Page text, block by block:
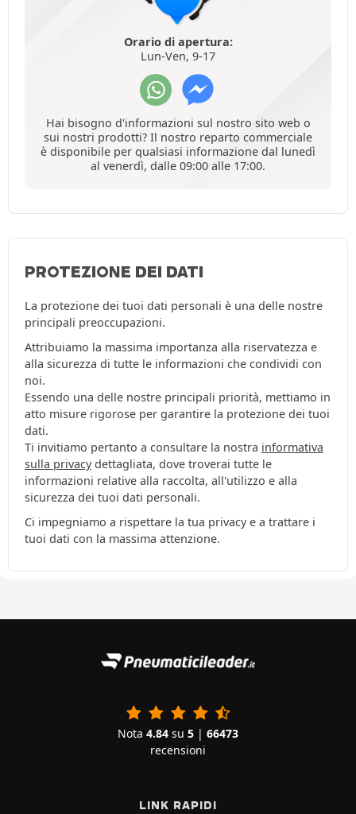
Orario di apertura:
Lun-Ven, 9-17
Hai bisogno d'informazioni sul nostro sito web o
sui nostri prodotti? Il nostro reparto commerciale
è disponibile per qualsiasi informazione dal lunedì
al venerdì, dalle 09:00 alle 17:00.
PROTEZIONE DEI DATI
La protezione dei tuoi dati personali è una delle nostre
principali preoccupazioni.
Attribuiamo la massima importanza alla riservatezza e
alla sicurezza di tutte le informazioni che condividi con
noi.
Essendo una delle nostre principali priorità, mettiamo in
atto misure rigorose per garantire la protezione dei tuoi
dati.
Ti invitiamo pertanto a consultare la nostra informativa
sulla privacydettagliata, dove troverai tutte le
informazioni relative alla raccolta, all'utilizzo e alla
sicurezza dei tuoi dati personali.
Ci impegniamo a rispettare la tua privacy e a trattare i
tuoi dati con la massima attenzione.
Nota 4.84 su 5 | 66473
recensioni
LINK RAPIDI